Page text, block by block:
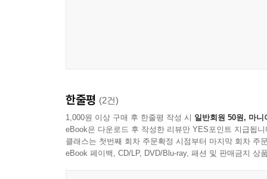
한줄평 (2건)
1,000원 이상 구매 후 한줄평 작성 시 일반회원 50원, 마니
eBook은 다운로드 후 작성한 리뷰만 YES포인트 지급됩니
클래스는 첫번째 회차 주문확정 시점부터 마지막 회차 주
eBook 페이백, CD/LP, DVD/Blu-ray, 패션 및 판매금지 상